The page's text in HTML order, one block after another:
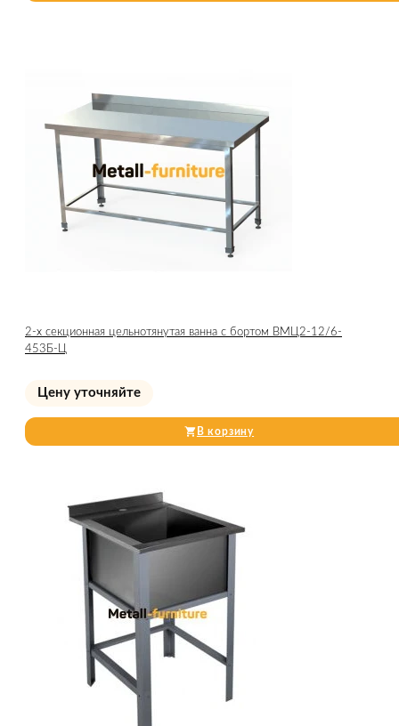
2-х секционная цельнотянутая ванна с бортом ВМЦ2-12/6-
453Б-Ц
Цену уточняйте
В корзину